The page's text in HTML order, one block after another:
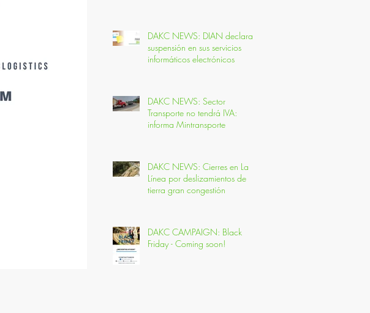
DAKC NEWS: DIAN declara
suspensión en sus servicios
informáticos electrónicos
DAKC NEWS: Sector
Transporte no tendrá IVA:
informa Mintransporte
DAKC NEWS: Cierres en La
Línea por deslizamientos de
tierra gran congestión
DAKC CAMPAIGN: Black
Friday - Coming soon!